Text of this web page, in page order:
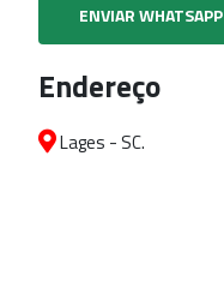
ENVIAR WHATSAPP
Endereço
Lages - SC.